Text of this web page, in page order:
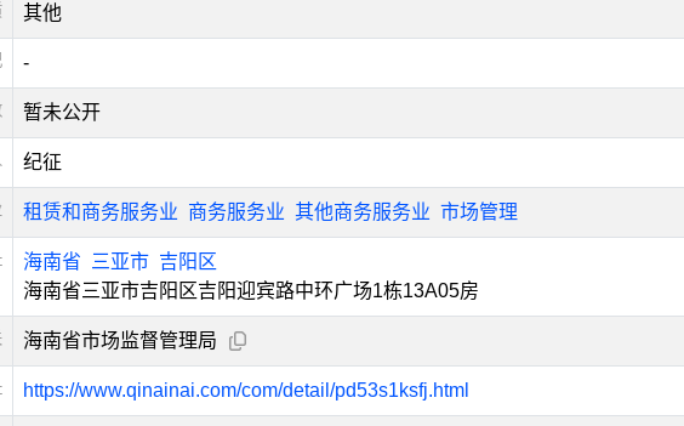
其他
-
暂未公开
纪征
租赁和商务服务业 商务服务业 其他商务服务业 市场管理
海南省 三亚市 吉阳区
海南省三亚市吉阳区吉阳迎宾路中环广场1栋13A05房
海南省市场监督管理局
https://www.qinainai.com/com/detail/pd53s1ksfj.html